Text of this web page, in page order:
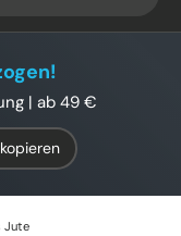
| ab 49 €
Jute